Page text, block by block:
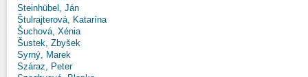
Steinhübel, Ján
Štulrajterová, Katarína
Šuchová, Xénia
Šustek, Zbyšek
Syrný, Marek
Száraz, Peter